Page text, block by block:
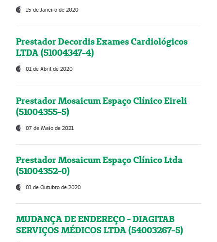
15 de Janeiro de 2020
Prestador Decordis Exames Cardiológicos
LTDA (51004347-4)
01 de Abril de 2020
Prestador Mosaicum Espaço Clínico Eireli
(51004355-5)
07 de Maio de 2021
Prestador Mosaicum Espaço Clínico Ltda
(51004352-0)
01 de Outubro de 2020
MUDANÇA DE ENDEREÇO - DIAGITAB
SERVIÇOS MÉDICOS LTDA (54003267-5)